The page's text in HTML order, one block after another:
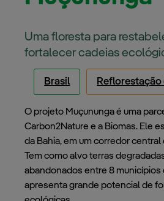
Uma floresta para
fortalecer cadeias
Brasil Reflorestação
O projeto Muçununga é uma
Carbon2Nature e a Biomas. Ele
da Bahia, em um corredor central
Tem como alvo terras
abandonados entre 8 municípios
apresenta grande potencial de